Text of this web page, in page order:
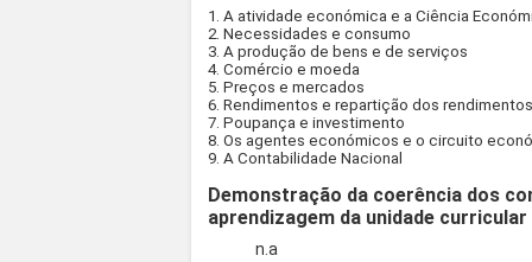
1. A atividade económica e a Ciência
2. Necessidades e consumo
3. A produção de bens e de serviços
4. Comércio e moeda
5. Preços e mercados
6. Rendimentos e repartição dos
7. Poupança e investimento
8. Os agentes económicos e o circuito
9. A Contabilidade Nacional
Demonstração da coerência dos
aprendizagem da unidade curricular
n.a